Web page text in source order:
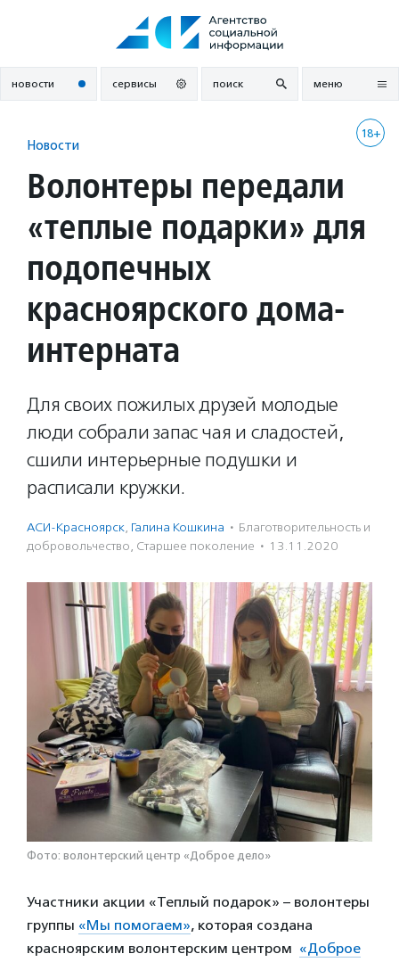
новости сервисы поиск меню
18+
Новости
Волонтеры передали
«теплые подарки» для
подопечных
красноярского дома-
интерната
Для своих пожилых друзей молодые
люди собрали запас чая и сладостей,
сшили интерьерные подушки и
расписали кружки.
АСИ-Красноярск, Галина Кошкина · Благотвори­тель­ность и
доброволь­чест­во, Старшее поколение · 13.11.2020
Фото: волонтерский центр «Доброе дело»
Участники акции «Теплый подарок» – волонтеры
группы «Мы помогаем», которая создана
красноярским волонтерским центром «Доброе